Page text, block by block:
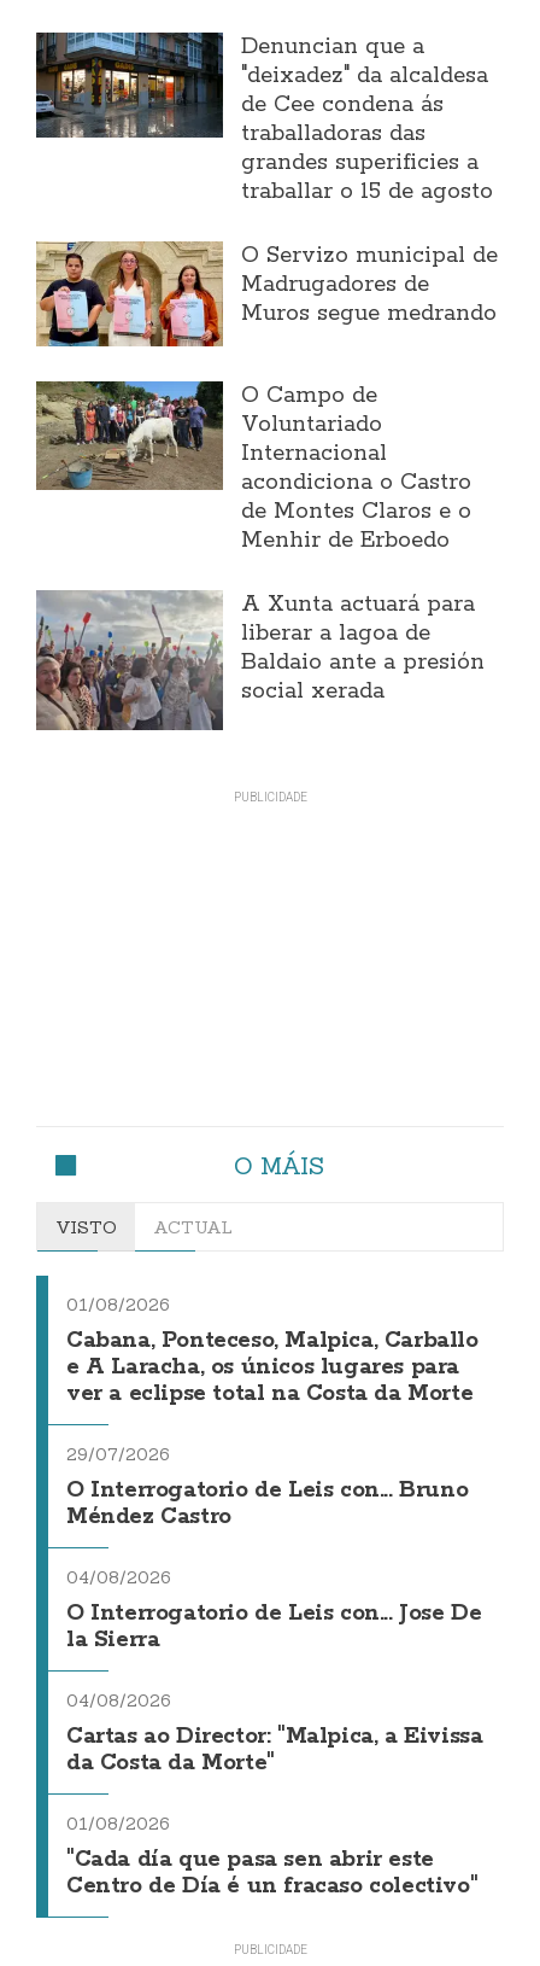
Denuncian que a
"deixadez" da alcaldesa
de Cee condena ás
traballadoras das
grandes superificies a
traballar o 15 de agosto
O Servizo municipal de
Madrugadores de
Muros segue medrando
O Campo de
Voluntariado
Internacional
acondiciona o Castro
de Montes Claros e o
Menhir de Erboedo
A Xunta actuará para
liberar a lagoa de
Baldaio ante a presión
social xerada
O MÁIS
VISTO ACTUAL
01/08/2026
Cabana, Ponteceso, Malpica, Carballo
e A Laracha, os únicos lugares para
ver a eclipse total na Costa da Morte
29/07/2026
O Interrogatorio de Leis con... Bruno
Méndez Castro
04/08/2026
O Interrogatorio de Leis con... Jose De
la Sierra
04/08/2026
Cartas ao Director: "Malpica, a Eivissa
da Costa da Morte"
01/08/2026
"Cada día que pasa sen abrir este
Centro de Día é un fracaso colectivo"